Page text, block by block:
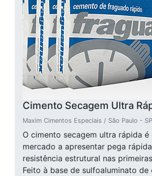
Cimento Secagem Ultra
Maxim Cimentos Especiais / São Paulo - SP
O cimento secagem ultra rápida é
mercado a apresentar pega
resistência estrutural nas
Feito à base de sulfoaluminato de